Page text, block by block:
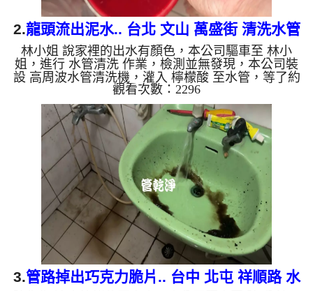
2.龍頭流出泥水.. 台北 文山 萬盛街 清洗水管
林小姐 說家裡的出水有顏色，本公司驅車至 林小
姐，進行 水管清洗 作業，檢測並無發現，本公司裝
設 高周波水管清洗機，灌入 檸檬酸 至水管，等了約
15分，開啟 水管清洗機 ，啟動 螺旋波 模式，一開始
就流出宗色髒水，源源不絕，兩個多小時後，出水變
乾淨熱水出水量變大了。 如是自來水，如水管老
化，會產生鐵鏽跟泥沙堆積，洗出來的水就會是咖啡
色，地下水含有氧化錳，管壁上會結成黑色管垢，洗
出來的水會跟石油一樣黑，有些洗出綠色的水，是因
為裡面有銅的物質，生鏽產生銅綠，如是藍色的水，
是因為水龍頭合金的養化...
觀看次數：2296
3.管路掉出巧克力脆片.. 台中 北屯 祥順路 水